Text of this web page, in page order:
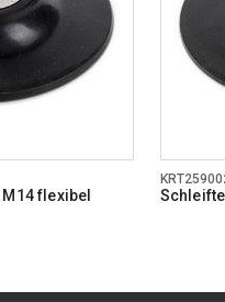
flexibel